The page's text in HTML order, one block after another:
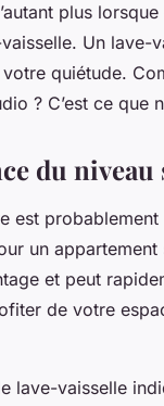
plus
. Un lave-
quiétude.
? C’est ce que
du niveau
est
un
et peut
de votre
lave-vaisselle